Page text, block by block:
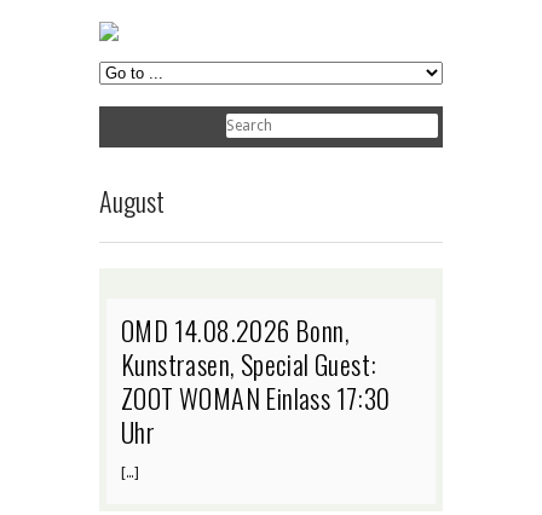
August
OMD 14.08.2026 Bonn,
Kunstrasen, Special Guest:
ZOOT WOMAN Einlass 17:30
Uhr
[…]